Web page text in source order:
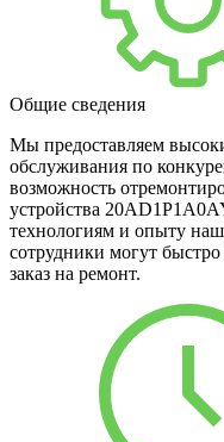
Общие сведения
Мы предоставляем
обслуживания по
возможность
устройства
технологиям и опыту
сотрудники могут
заказ на ремонт.